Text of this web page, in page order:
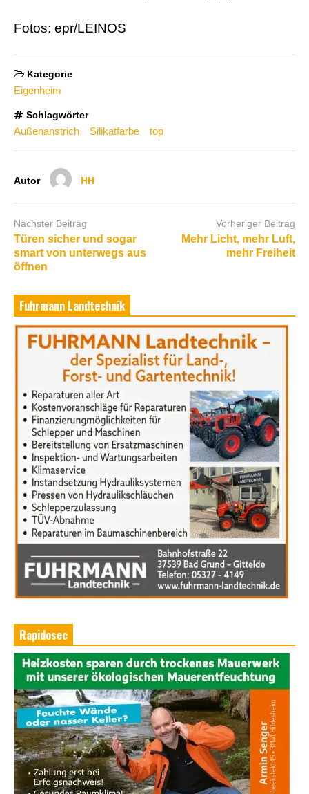
Fotos: epr/LEINOS
Kategorie
Eigenheim
Schlagwörter
Außenanstrich Silikatfarbe top
Autor HH
Nächster Beitrag
Türen sicher und sogar
smart von unterwegs aus
öffnen
Vorheriger Beitrag
Mehr Licht, mehr Luft,
mehr Freiheit
Fuhrmann Landtechnik
Rapidosec